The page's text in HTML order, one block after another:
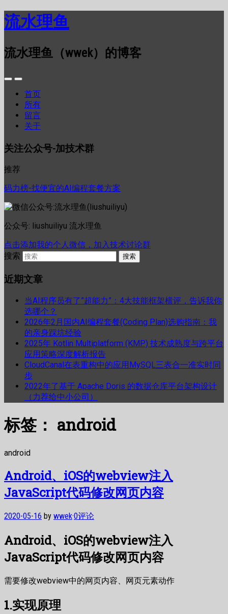
流水理鱼
流水理鱼（wwek）的博客
首页
所有
留言
关于
关注公众号-加技术群
推荐
码力榜-找便宜的AI编程套餐方案
公众号: liushuiliyu 流水理鱼
点击添加我的个人微信，加入技术讨论群
搜索
近期文章
当AI程序员有了”超能力”：4大技能框架横评，告诉我你
选哪个？
2026年2月国内AI编程套餐(Coding Plan)选购指南：我
的亲身踩坑经验
2025年 Kotlin Multiplatform (KMP) 技术成熟度与跨平台
应用策略深度解析报告
CloudCanal在表重构中的应用MySQL三表合一准实时同
步
2022年了基于 Apache Doris 的数据仓库平台架构设计
（力荐给中小公司）
标签： android
android
Android、iOS的webview注入
JavaScript代码修改网页内容
2020-05-16 by wwek·0评论
Android、iOS的webview注入
JavaScript代码修改网页内容
需要修改webview中的网页内容、网页元素动作
1.实现原理